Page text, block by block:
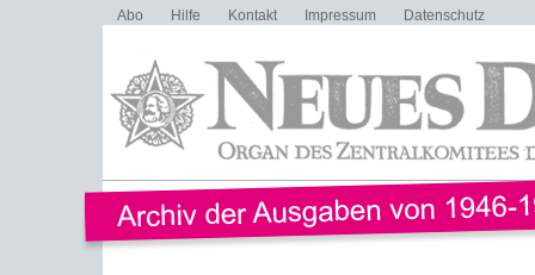
Abo Hilfe Kontakt Impressum Datenschutz